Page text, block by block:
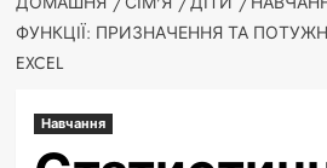
ФУНКЦІЇ: ПРИЗНАЧЕННЯ ТА
EXCEL
Навчання